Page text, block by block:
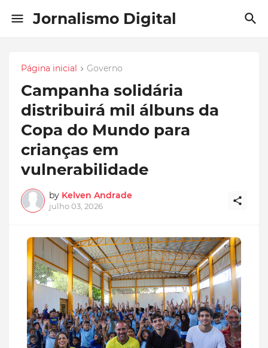
Jornalismo Digital
Página inicial Governo
Campanha solidária
distribuirá mil álbuns da
Copa do Mundo para
crianças em
vulnerabilidade
by Kelven Andrade
julho 03, 2026